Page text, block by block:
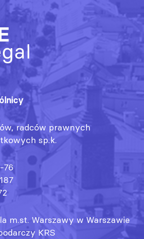
radców prawnych
sp.k.
76
m.st. Warszawy w Warszawie
KRS